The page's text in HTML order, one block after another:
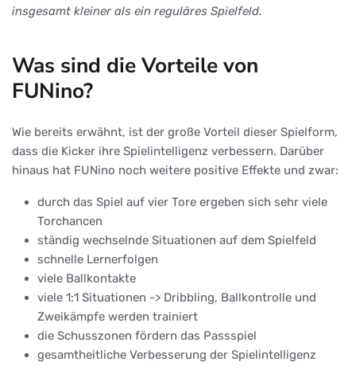
insgesamt kleiner als ein reguläres Spielfeld.
Was sind die Vorteile von
FUNino?
Wie bereits erwähnt, ist der große Vorteil dieser Spielform,
dass die Kicker ihre Spielintelligenz verbessern. Darüber
hinaus hat FUNino noch weitere positive Effekte und zwar:
durch das Spiel auf vier Tore ergeben sich sehr viele
Torchancen
ständig wechselnde Situationen auf dem Spielfeld
schnelle Lernerfolgen
viele Ballkontakte
viele 1:1 Situationen -> Dribbling, Ballkontrolle und
Zweikämpfe werden trainiert
die Schusszonen fördern das Passspiel
gesamtheitliche Verbesserung der Spielintelligenz